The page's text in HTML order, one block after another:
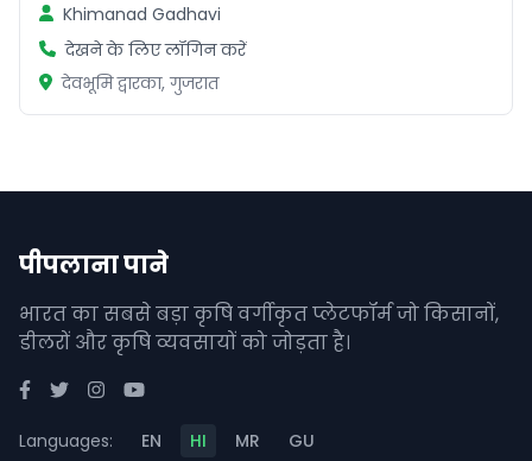
Khimanad Gadhavi
देखने के लिए लॉगिन करें
देवभूमि द्वारका, गुजरात
पीपलाना पाने
भारत का सबसे बड़ा कृषि वर्गीकृत प्लेटफॉर्म जो किसानों,
डीलरों और कृषि व्यवसायों को जोड़ता है।
Languages: EN HI MR GU